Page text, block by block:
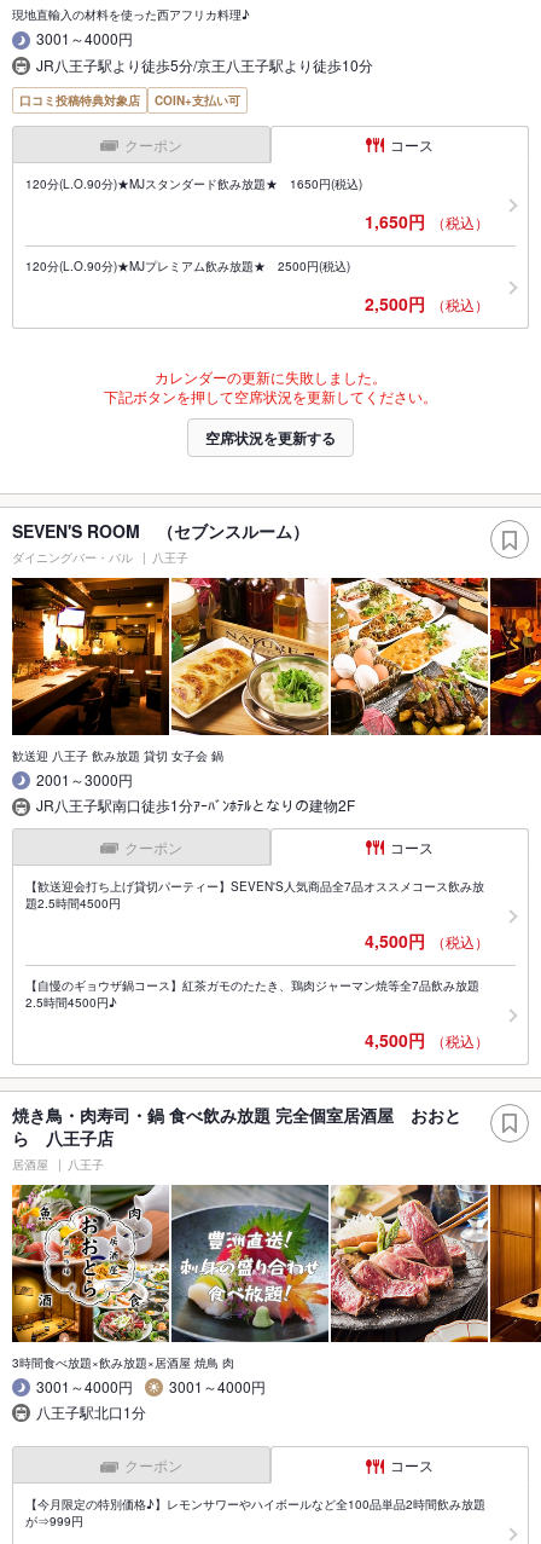
現地直輸入の材料を使った西アフリカ料理♪
3001～4000円
JR八王子駅より徒歩5分/京王八王子駅より徒歩10分
口コミ投稿特典対象店 COIN+支払い可
クーポン コース
120分(L.O.90分)★MJスタンダード飲み放題★ 1650円(税込)
1,650円 （税込）
120分(L.O.90分)★MJプレミアム飲み放題★ 2500円(税込)
2,500円 （税込）
カレンダーの更新に失敗しました。
下記ボタンを押して空席状況を更新してください。
空席状況を更新する
SEVEN'S ROOM （セブンスルーム）
ダイニングバー・バル 八王子
歓送迎 八王子 飲み放題 貸切 女子会 鍋
2001～3000円
JR八王子駅南口徒歩1分ｱｰﾊﾞﾝﾎﾃﾙとなりの建物2F
クーポン コース
【歓送迎会打ち上げ貸切パーティー】SEVEN'S人気商品全7品オススメコース飲み放
題2.5時間4500円
4,500円 （税込）
【自慢のギョウザ鍋コース】紅茶ガモのたたき、鶏肉ジャーマン焼等全7品飲み放題
2.5時間4500円♪
4,500円 （税込）
焼き鳥・肉寿司・鍋 食べ飲み放題 完全個室居酒屋 おおと
ら 八王子店
居酒屋 八王子
3時間食べ放題×飲み放題×居酒屋 焼鳥 肉
3001～4000円
3001～4000円
八王子駅北口1分
クーポン コース
【今月限定の特別価格♪】レモンサワーやハイボールなど全100品単品2時間飲み放題
が⇒999円